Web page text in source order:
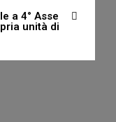
a 4° Asse
unità di